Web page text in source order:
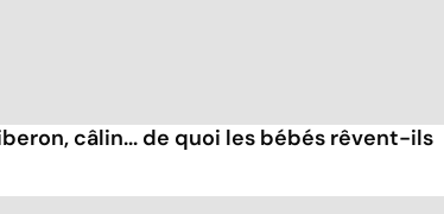
câlin... de quoi les bébés rêvent-ils